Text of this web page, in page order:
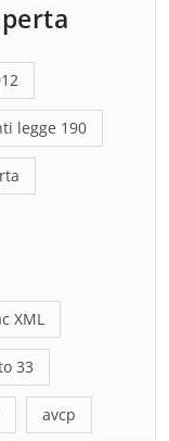
legge 190
XML
33
avcp